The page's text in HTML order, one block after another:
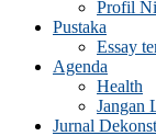
Profil
Pustaka
Essay
Agenda
Health
Jangan
Jurnal